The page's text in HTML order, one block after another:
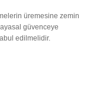
üremesine zemin
güvenceye
edilmelidir.